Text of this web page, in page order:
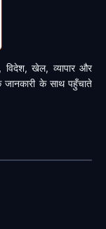
खेल, व्यापार और
के साथ पहुँचाते